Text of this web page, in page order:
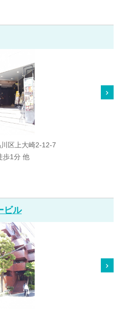
区上大崎2-12-7
歩1分 他
ビル